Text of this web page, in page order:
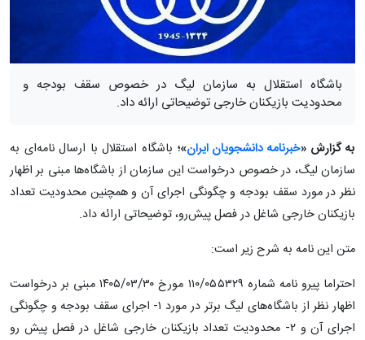
باشگاه استقلال به سازمان لیگ در خصوص سقف بودجه و
محدودیت بازیکنان خارجی توضیحاتی ارائه داد.
به گزارش «خبرنامه دانشجویان ایران»؛ باشگاه استقلال با ارسال نامه‌ای به
سازمان لیگ، در خصوص درخواست این سازمان از باشگاه‌ها مبنی بر اظهار
نظر در مورد سقف بودجه و چگونگی اجرای آن و همچنین محدودیت تعداد
بازیکنان خارجی شاغل در فصل پیش‌رو، توضیحاتی ارائه داد.
متن این نامه به شرح زیر است:
احتراما پیرو نامه شماره ۱۱۰/۰۵۵۳۲۹ مورخ ۱۴۰۵/۰۳/۳۰ مبنی بر درخواست
اظهار نظر از باشگاه‌های لیگ برتر در مورد ۱- اجرای سقف بودجه و چگونگی
اجرای آن و ۲- محدودیت تعداد بازیکنان خارجی شاغل در فصل پیش رو